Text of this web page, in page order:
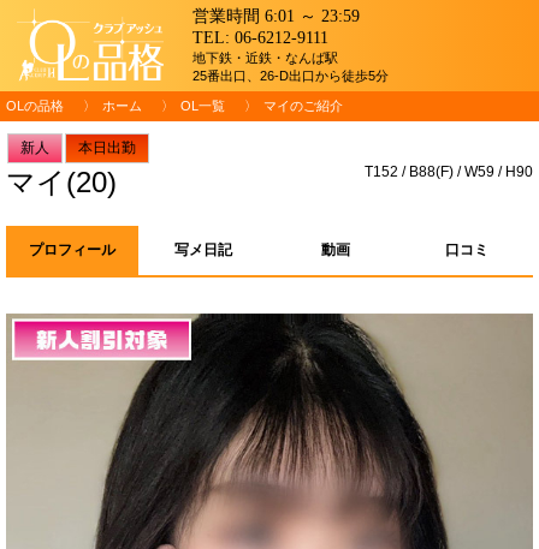
営業時間 6:01 ～ 23:59
TEL: 06-6212-9111
地下鉄・近鉄・なんば駅
25番出口、26-D出口から徒歩5分
OLの品格 ホーム OL一覧 マイのご紹介
新人 本日出勤
マイ(20) T152 / B88(F) / W59 / H90
プロフィール 写メ日記 動画 口コミ